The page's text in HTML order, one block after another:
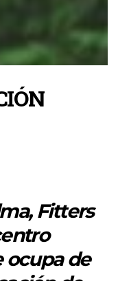
Fitters
ocupa de